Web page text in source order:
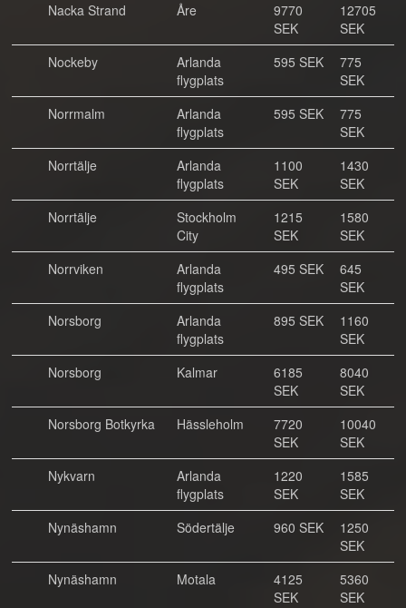
Nacka Strand
Åre
9770
SEK
12705
SEK
Nockeby
Arlanda
flygplats
595 SEK
775
SEK
Norrmalm
Arlanda
flygplats
595 SEK
775
SEK
Norrtälje
Arlanda
flygplats
1100
SEK
1430
SEK
Norrtälje
Stockholm
City
1215
SEK
1580
SEK
Norrviken
Arlanda
flygplats
495 SEK
645
SEK
Norsborg
Arlanda
flygplats
895 SEK
1160
SEK
Norsborg
Kalmar
6185
SEK
8040
SEK
Norsborg Botkyrka
Hässleholm
7720
SEK
10040
SEK
Nykvarn
Arlanda
flygplats
1220
SEK
1585
SEK
Nynäshamn
Södertälje 960 SEK
1250
SEK
Nynäshamn
Motala
4125
SEK
5360
SEK